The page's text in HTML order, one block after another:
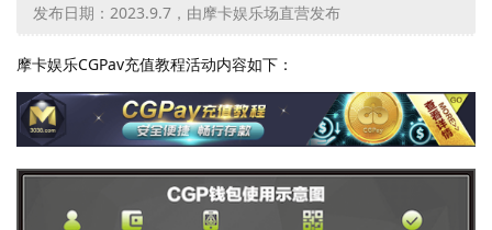
发布日期：2023.9.7，由摩卡娱乐场直营发布
摩卡娱乐CGPav充值教程活动内容如下：